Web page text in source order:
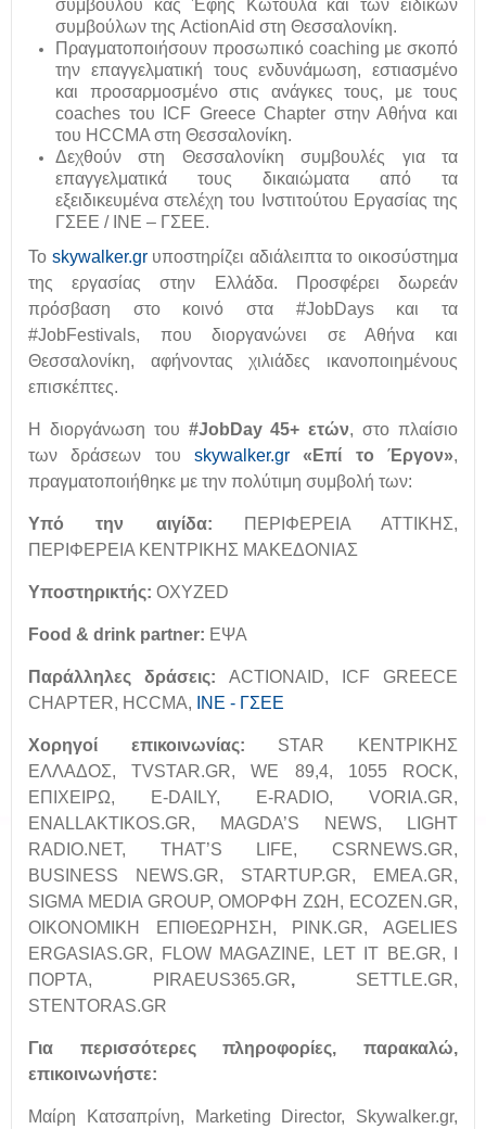
συμβούλου κας Έφης Κωτούλα και των ειδικών
συμβούλων της ActionAid στη Θεσσαλονίκη.
Πραγματοποιήσουν προσωπικό coaching με σκοπό
την επαγγελματική τους ενδυνάμωση, εστιασμένο
και προσαρμοσμένο στις ανάγκες τους, με τους
coaches του ICF Greece Chapter στην Αθήνα και
του HCCMA στη Θεσσαλονίκη.
Δεχθούν στη Θεσσαλονίκη συμβουλές για τα
επαγγελματικά τους δικαιώματα από τα
εξειδικευμένα στελέχη του Ινστιτούτου Εργασίας της
ΓΣΕΕ / ΙΝΕ – ΓΣΕΕ.
Το skywalker.grυποστηρίζει αδιάλειπτα το οικοσύστημα
της εργασίας στην Ελλάδα. Προσφέρει δωρεάν
πρόσβαση στο κοινό στα #JobDays και τα
#JobFestivals, που διοργανώνει σε Αθήνα και
Θεσσαλονίκη, αφήνοντας χιλιάδες ικανοποιημένους
επισκέπτες.
Η διοργάνωση του #JobDay 45+ ετών, στο πλαίσιο
των δράσεων του skywalker.gr «Επί το Έργον»,
πραγματοποιήθηκε με την πολύτιμη συμβολή των:
Υπό την αιγίδα:
ΠΕΡΙΦΕΡΕΙΑ ΑΤΤΙΚΗΣ,
ΠΕΡΙΦΕΡΕΙΑ ΚΕΝΤΡΙΚΗΣ ΜΑΚΕΔΟΝΙΑΣ
Υποστηρικτής: OXYZED
Food & drink partner: ΕΨΑ
Παράλληλες δράσεις: ACTIONAID, ICF GREECE
CHAPTER, HCCMA,
ΙΝΕ - ΓΣΕΕ
Χορηγοί επικοινωνίας: STAR ΚΕΝΤΡΙΚΗΣ
ΕΛΛΑΔΟΣ, TVSTAR.GR, WE 89,4, 1055 ROCK,
ΕΠΙΧΕΙΡΩ, E-DAILY, E-RADIO, VORIA.GR,
ENALLAKTIKOS.GR, MAGDA’S NEWS, LIGHT
RADIO.NET, THAT’S LIFE, CSRNEWS.GR,
BUSINESS NEWS.GR, STARTUP.GR, EMEA.GR,
SIGMA MEDIA GROUP, ΟΜΟΡΦΗ ΖΩΗ, ECOZEN.GR,
ΟΙΚΟΝΟΜΙΚΗ ΕΠΙΘΕΩΡΗΣΗ, PINK.GR, AGELIES
ERGASIAS.GR, FLOW MAGAZINE, LET IT BE.GR, I
ΠΟΡΤΑ, PIRAEUS365.GR, SETTLE.GR,
STENTORAS.GR
Για περισσότερες πληροφορίες, παρακαλώ,
επικοινωνήστε:
Μαίρη Κατσαπρίνη, Marketing Director, Skywalker.gr,